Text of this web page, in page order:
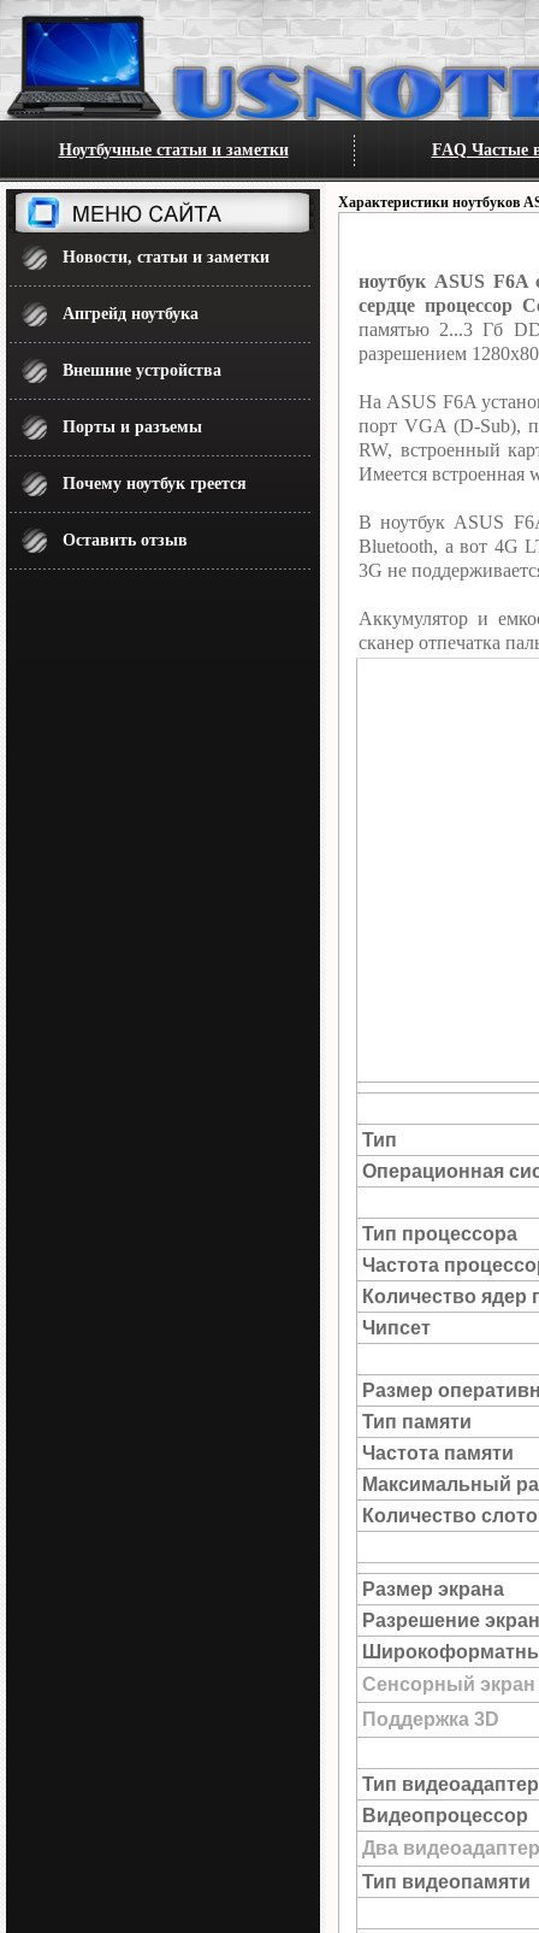
Ноутбучные статьи и заметки FAQ Частые
Новости, статьи и заметки
Апгрейд ноутбука
Внешние устройства
Порты и разъемы
Почему ноутбук греется
Оставить отзыв
Характеристики ноутбуков
ноутбук ASUS F6A
сердце процессор
памятью 2...3 Гб
разрешением
На ASUS F6A
порт VGA (D-Sub),
RW, встроенный
Имеется встроенная
В ноутбук ASUS
Bluetooth, а вот 4G
3G не
Аккумулятор и
сканер отпечатка
Тип
Операционная
Тип процессора
Частота
Количество ядер
Чипсет
Размер
Тип памяти
Частота памяти
Максимальный
Количество
Размер экрана
Разрешение
Сенсорный экран
Поддержка 3D
Тип
Видеопроцессор
Два
Тип видеопамяти